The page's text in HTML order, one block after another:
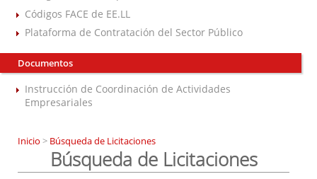
Códigos FACE de EE.LL
Plataforma de Contratación del Sector Público
Documentos
Instrucción de Coordinación de Actividades
Empresariales
Inicio > Búsqueda de Licitaciones
Búsqueda de Licitaciones